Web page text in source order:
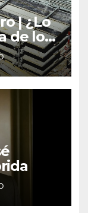
| ¿Lo
de los
en